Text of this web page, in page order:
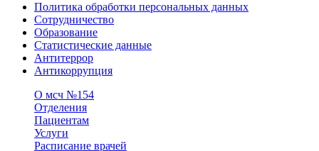
Политика обработки персональных данных
Сотрудничество
Образование
Статистические данные
Антитеррор
Антикоррупция
О мсч №154
Отделения
Пациентам
Услуги
Расписание врачей